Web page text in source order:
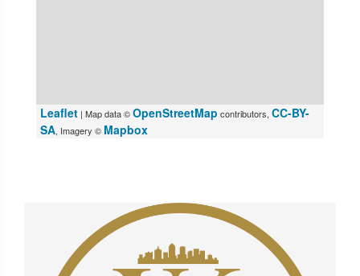
Leaflet | Map data ©OpenStreetMap contributors, CC-BY-
SA, Imagery © Mapbox